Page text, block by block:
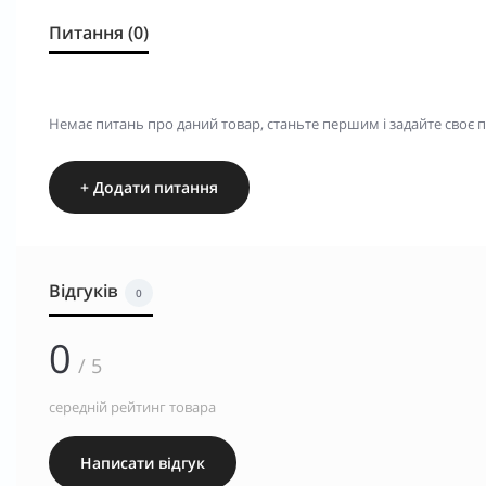
Питання (0)
Немає питань про даний товар, станьте першим і задайте своє
+ Додати питання
Відгуків 0
0 / 5
середній рейтинг товара
Написати відгук